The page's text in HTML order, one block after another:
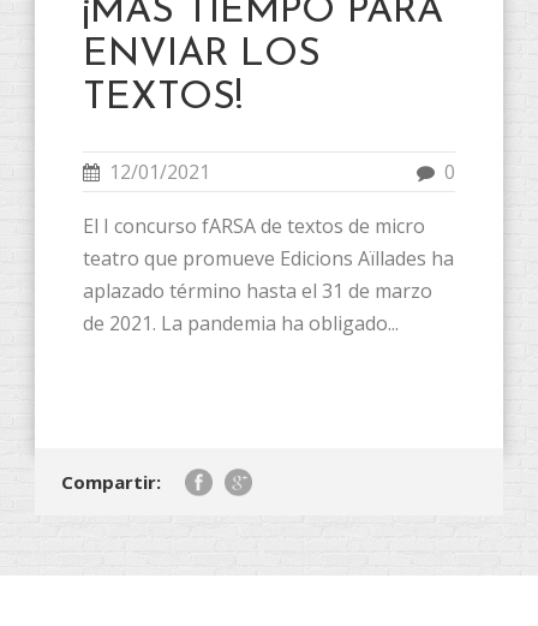
¡MÁS TIEMPO PARA
ENVIAR LOS
TEXTOS!
12/01/2021 0
El I concurso fARSA de textos de micro
teatro que promueve Edicions Aïllades ha
aplazado término hasta el 31 de marzo
de 2021. La pandemia ha obligado...
Compartir: